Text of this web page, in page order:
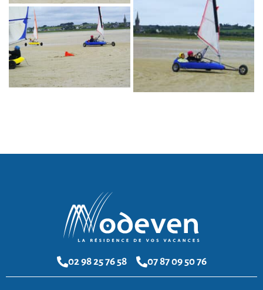
02 98 25 76 58 07 87 09 50 76